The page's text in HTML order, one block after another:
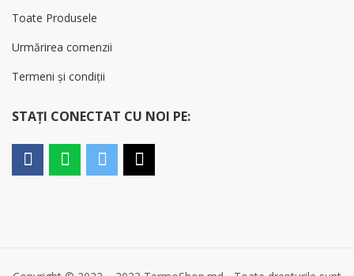
Toate Produsele
Urmărirea comenzii
Termeni și condiții
STAȚI CONECTAT CU NOI PE: